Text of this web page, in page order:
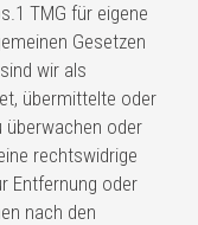
TMG für eigene
Gesetzen
wir als
übermittelte oder
oder
rechtswidrige
Entfernung oder
nach den